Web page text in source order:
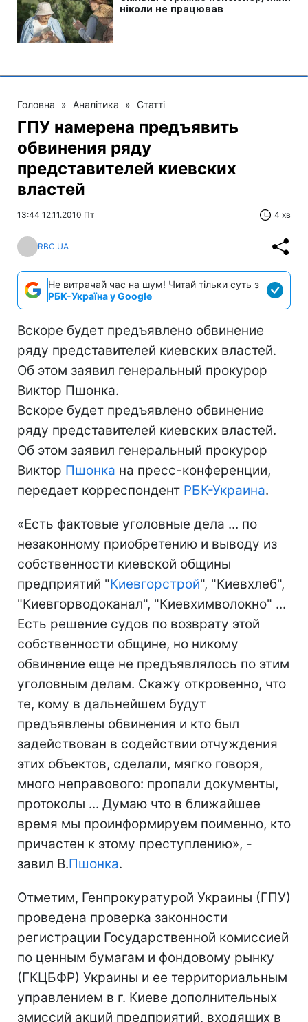
Головна » Аналітика » Статті
ГПУ намерена предъявить
обвинения ряду
представителей киевских
властей
13:44 12.11.2010 Пт 4 хв
RBC.UA
Не витрачай час на шум! Читай тільки суть з
РБК-Україна у Google
Вскоре будет предъявлено обвинение
ряду представителей киевских властей.
Об этом заявил генеральный прокурор
Виктор Пшонка.
Вскоре будет предъявлено обвинение
ряду представителей киевских властей.
Об этом заявил генеральный прокурор
Виктор Пшонка на пресс-конференции,
передает корреспондент РБК-Украина.
«Есть фактовые уголовные дела ... по
незаконному приобретению и выводу из
собственности киевской общины
предприятий "Киевгорстрой", "Киевхлеб",
"Киевгорводоканал", "Киевхимволокно" ...
Есть решение судов по возврату этой
собственности общине, но никому
обвинение еще не предъявлялось по этим
уголовным делам. Скажу откровенно, что
те, кому в дальнейшем будут
предъявлены обвинения и кто был
задействован в содействии отчуждения
этих объектов, сделали, мягко говоря,
много неправового: пропали документы,
протоколы ... Думаю что в ближайшее
время мы проинформируем поименно, кто
причастен к этому преступлению», -
завил В.Пшонка.
Отметим, Генпрокуратурой Украины (ГПУ)
проведена проверка законности
регистрации Государственной комиссией
по ценным бумагам и фондовому рынку
(ГКЦБФР) Украины и ее территориальным
управлением в г. Киеве дополнительных
эмиссий акций предприятий, входящих в